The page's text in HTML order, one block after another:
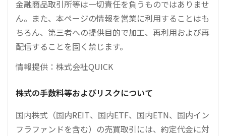
金融商品取引所等は一切責任を負うものではありませ
ん。また、本ページの情報を営業に利用することはも
ちろん、第三者への提供目的で加工、再利用および再
配信することを固く禁じます。
情報提供：株式会社QUICK
株式の手数料等およびリスクについて
国内株式（国内REIT、国内ETF、国内ETN、国内イン
フラファンドを含む）の売買取引には、約定代金に対